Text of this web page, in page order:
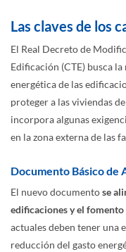
Las claves de los
El Real Decreto de
Edificación (CTE) busca
energética de las
proteger a las viviendas
incorpora algunas
en la zona externa de las
Documento Básico de
El nuevo documentose
edificaciones y el
actuales deben tener una
reducción del gasto